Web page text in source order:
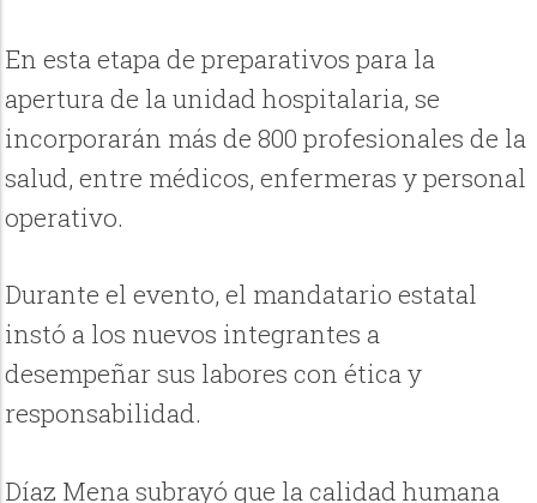
En esta etapa de preparativos para la
apertura de la unidad hospitalaria, se
incorporarán más de 800 profesionales de la
salud, entre médicos, enfermeras y personal
operativo.
Durante el evento, el mandatario estatal
instó a los nuevos integrantes a
desempeñar sus labores con ética y
responsabilidad.
Díaz Mena subrayó que la calidad humana